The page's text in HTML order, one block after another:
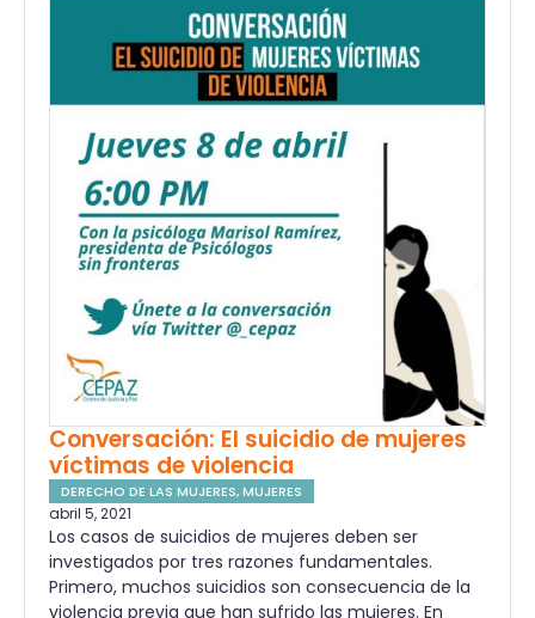
Conversación: El suicidio de mujeres
víctimas de violencia
DERECHO DE LAS MUJERES,MUJERES
abril 5, 2021
Los casos de suicidios de mujeres deben ser
investigados por tres razones fundamentales.
Primero, muchos suicidios son consecuencia de la
violencia previa que han sufrido las mujeres. En